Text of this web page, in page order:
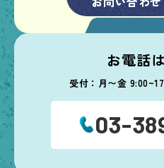
お電話
受付：月〜金
03-